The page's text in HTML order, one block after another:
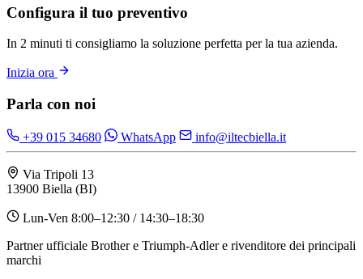
Configura il tuo preventivo
In 2 minuti ti consigliamo la soluzione perfetta per la tua azienda.
Inizia ora
Parla con noi
+39 015 34680 WhatsApp info@iltecbiella.it
Via Tripoli 13
13900 Biella (BI)
Lun-Ven 8:00–12:30 / 14:30–18:30
Partner ufficiale Brother e Triumph-Adler e rivenditore dei principali
marchi